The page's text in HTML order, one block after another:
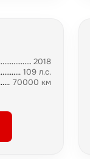
2018
109 л.с.
70000 км